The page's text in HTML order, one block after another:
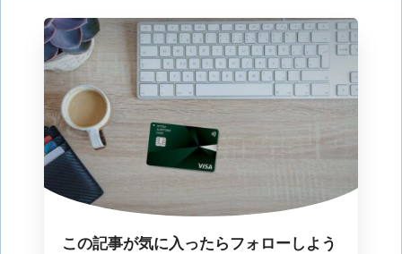
この記事が気に入ったらフォローしよう